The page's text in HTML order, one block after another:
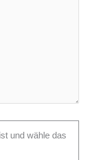
und wähle das